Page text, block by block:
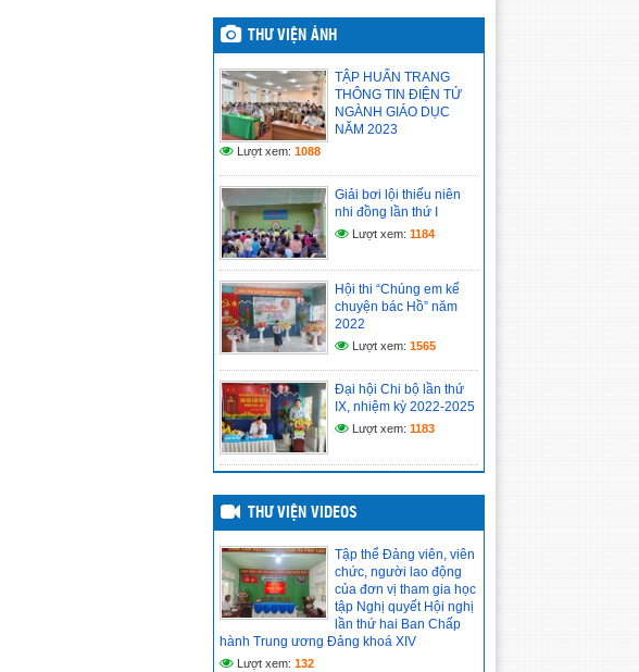
Tập thể Đảng viên, viên
chức, người lao động của
đơn vị tham gia học tập
Nghị quyết Hội nghị lần thứ
hai Ban Chấp hành Trung ương Đảng khoá
XIV
(14/05/2026)
Chi bộ cơ sở trường Tiểu
học Vĩnh Phong 4 báo cáo
kết quả tổ chức học tập,
quán triệt Nghị quyết Hội
nghị lần thứ hai Ban Chấp hành Trung
ương Đảng khóa XIV
(14/05/2026)
CHI BỘ CƠ SỞ TRƯỜNG
TỔ CHỨC HỌC TẬP, QUÁN
TRIỆT NGHỊ QUYẾT HỘI
NGHỊ LẦN THỨ II BAN CHẤP HÀNH
TRUNG ƯƠNG ĐẢNG KHÓA XIV
(14/05/2026)
Hồ sơ đánh giá chuẩn nghề
nghiệp giáo viên năm học
2025–2026
(12/05/2026)
THƯ VIỆN ẢNH
TẬP HUẤN TRANG
THÔNG TIN ĐIỆN TỬ
NGÀNH GIÁO DỤC
NĂM 2023
Lượt xem: 1088
Giải bơi lội thiếu niên
nhi đồng lần thứ I
Lượt xem: 1184
Hội thi “Chúng em kể
chuyện bác Hồ” năm
2022
Lượt xem: 1565
Đại hội Chi bộ lần thứ
IX, nhiệm kỳ 2022-2025
Lượt xem: 1183
THƯ VIỆN VIDEOS
Tập thể Đảng viên, viên
chức, người lao động
của đơn vị tham gia học
tập Nghị quyết Hội nghị
lần thứ hai Ban Chấp
hành Trung ương Đảng khoá XIV
Lượt xem: 132